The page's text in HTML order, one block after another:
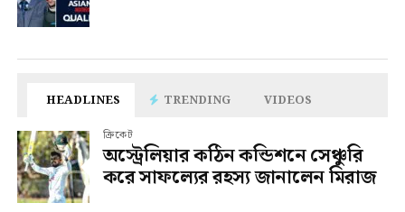
HEADLINES TRENDING VIDEOS
ক্রিকেট
অস্ট্রেলিয়ার কঠিন কন্ডিশনে সেঞ্চুরি
করে সাফল্যের রহস্য জানালেন মিরাজ